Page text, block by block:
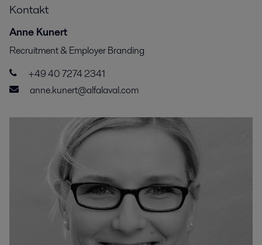
Kontakt
Anne Kunert
Recruitment & Employer Branding
+49 40 7274 2341
anne.kunert@alfalaval.com